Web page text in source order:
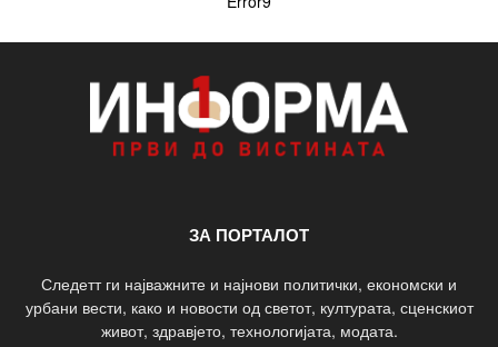
ЗА ПОРТАЛОТ
Следетт ги најважните и најнови политички, економски и
урбани вести, како и новости од светот, културата, сценскиот
живот, здравјето, технологијата, модата.